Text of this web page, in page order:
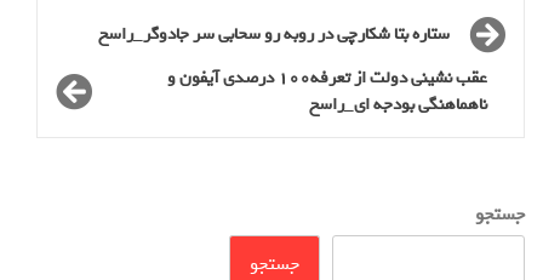
ستاره بتا شکارچی در روبه رو سحابی سر جادوگر_راسخ
عقب نشینی دولت از تعرفه100 درصدی آیفون و
ناهماهنگی بودجه ای_راسخ
جستجو
جستجو